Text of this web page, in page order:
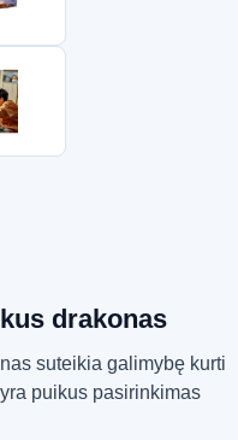
drakonas
suteikia galimybę kurti
puikus pasirinkimas